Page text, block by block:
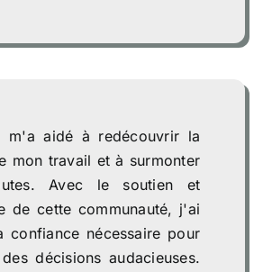
m'a aidé à redécouvrir la
mon travail et à surmonter
Avec le soutien et
de cette communauté, j'ai
confiance nécessaire pour
décisions audacieuses.